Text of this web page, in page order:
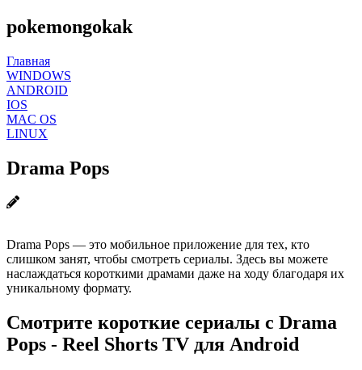
pokemongokak
Главная
WINDOWS
ANDROID
IOS
MAC OS
LINUX
Drama Pops
Drama Pops — это мобильное приложение для тех, кто
слишком занят, чтобы смотреть сериалы. Здесь вы можете
наслаждаться короткими драмами даже на ходу благодаря их
уникальному формату.
Смотрите короткие сериалы с Drama
Pops - Reel Shorts TV для Android